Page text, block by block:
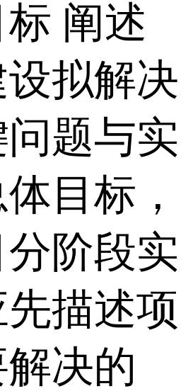
阐述
拟解决
题与实
目标，
阶段实
描述项
解决的